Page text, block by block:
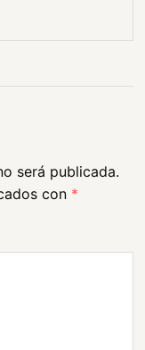
será publicada.
con *